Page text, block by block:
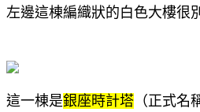
左邊這棟編織狀的白色大樓很
這一棟是銀座時計塔 （正式